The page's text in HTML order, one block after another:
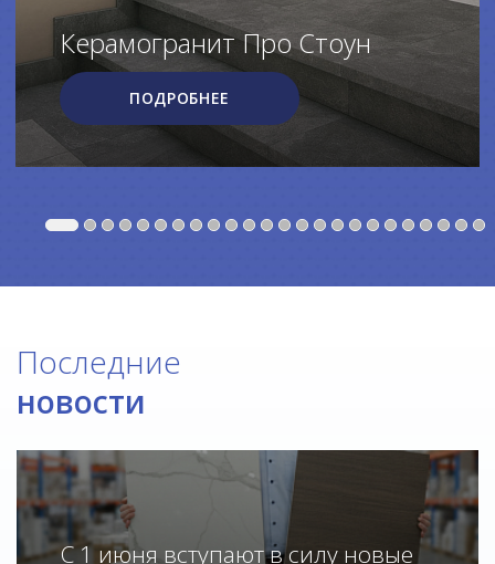
Керамогранит Про Стоун
ПОДРОБНЕЕ
Последние
новости
С 1 июня вступают в силу новые